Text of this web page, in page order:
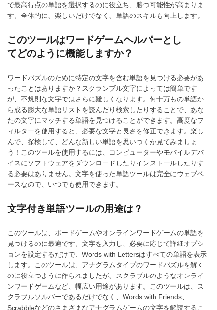
で最高得点の単語を選択するのに役立ち、勝つ可能性が高まりま
す。全体的に、楽しいだけでなく、単語のスキルも向上します。
このツールはワードゲームヘルパーとし
てどのように機能しますか？
ワードパズルのために特定の文字を含む単語を見つける必要があ
ったことはありますか？スクランブル文字によっては簡単です
が、不規則な文字ではさらに難しくなります。何十万もの単語か
ら成る膨大な単語リストを読んだり検索したりすることで、あな
たの文字にマッチする単語を見つけることができます。高度なフ
ィルターを使用すると、必要な文字と長さを修正できます。楽し
んで、探検して、どんな新しい単語を思いつくか見てみましょ
う！このツールを使用するには、コンピューターやモバイルデバ
イスにソフトウェアをダウンロードしたりインストールしたりす
る必要はありません。文字を使った単語ツールは完全にウェブベ
ースなので、いつでも使用できます。
文字付き単語ツールの用途は？
このツールは、ボードゲームやオンラインワードゲームの単語を
見つけるのに最適です。文字を入力し、必要に応じて詳細オプシ
ョンを設定するだけで、Words with Lettersはすべての単語を表示
します。このツールは、アナグラムタイプのワードパズルを解く
のに役立つように作られましたが、スクラブルのようなオンライ
ンワードゲームなど、幅広い用途があります。このツールは、ス
クラブルソルバーであるだけでなく、Words with Friends、
Scrabbleなどのさまざまなアナグラムゲームの文字を解読するこ